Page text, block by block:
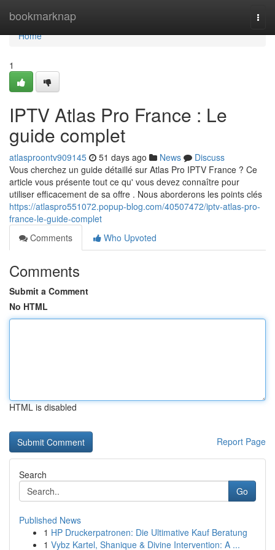
bookmarknap
Home
Home
1
IPTV Atlas Pro France : Le
guide complet
atlasproontv909145 51 days ago News
Discuss
Vous cherchez un guide détaillé sur Atlas Pro IPTV France ? Ce
article vous présente tout ce qu' vous devez connaître pour
utiliser efficacement de sa offre . Nous aborderons les points clés
https://atlaspro551072.popup-blog.com/40507472/iptv-atlas-pro-
france-le-guide-complet
Comments
Who Upvoted
Comments
Submit a Comment
No HTML
HTML is disabled
Report Page
Search
Go
Published News
1 HP Druckerpatronen: Die Ultimative Kauf Beratung
1 Vybz Kartel, Shanique & Divine Intervention: A ...